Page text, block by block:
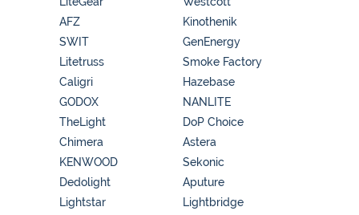
AFZ
SWIT
Litetruss
Caligri
GODOX
Kinothenik
GenEnergy
Smoke Factory
Hazebase
NANLITE
TheLight
Chimera
KENWOOD
Dedolight
Lightstar
DoP Choice
Astera
Sekonic
Aputure
Lightbridge